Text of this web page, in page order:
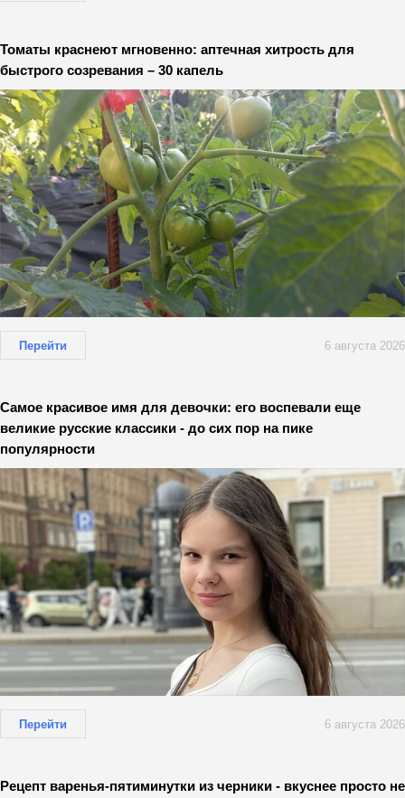
Томаты краснеют мгновенно: аптечная хитрость для
быстрого созревания – 30 капель
Перейти 6 августа 2026
Самое красивое имя для девочки: его воспевали еще
великие русские классики - до сих пор на пике
популярности
Перейти 6 августа 2026
Рецепт варенья-пятиминутки из черники - вкуснее просто не